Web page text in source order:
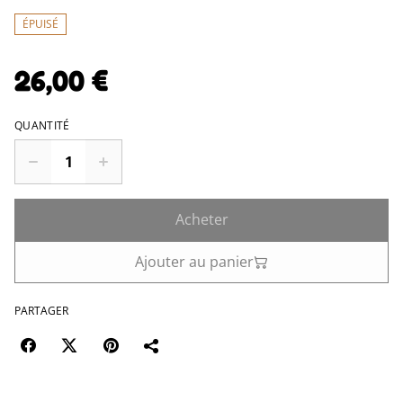
ÉPUISÉ
26,00 €
QUANTITÉ
Acheter
Ajouter au panier
PARTAGER